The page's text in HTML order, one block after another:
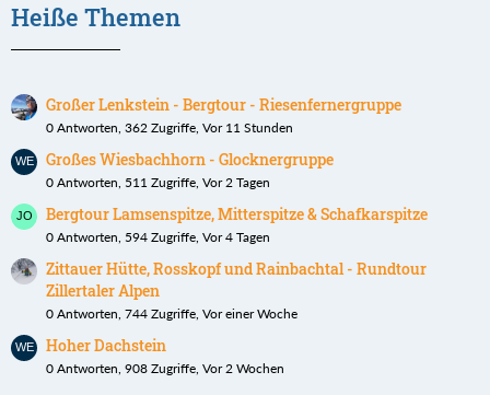
Heiße Themen
Großer Lenkstein - Bergtour - Riesenfernergruppe
0 Antworten, 362 Zugriffe, Vor 11 Stunden
Großes Wiesbachhorn - Glocknergruppe
0 Antworten, 511 Zugriffe, Vor 2 Tagen
Bergtour Lamsenspitze, Mitterspitze & Schafkarspitze
0 Antworten, 594 Zugriffe, Vor 4 Tagen
Zittauer Hütte, Rosskopf und Rainbachtal - Rundtour
Zillertaler Alpen
0 Antworten, 744 Zugriffe, Vor einer Woche
Hoher Dachstein
0 Antworten, 908 Zugriffe, Vor 2 Wochen